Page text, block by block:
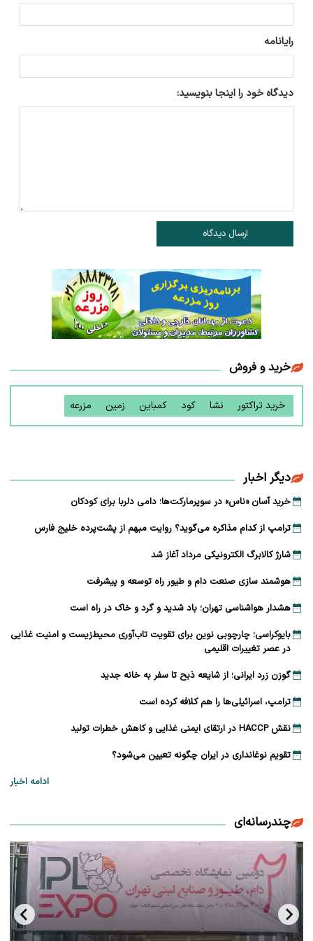
رایانامه
دیدگاه خود را اینجا بنویسید:
ارسال دیدگاه
خرید و فروش
خرید تراکتور نشا کود کمباین زمین مزرعه
دیگر اخبار
خرید آسان «ناس» در سوپرمارکت‌ها؛ دامی دلربا برای کودکان
ترامپ از کدام مذاکره می‌گوید؟ روایت مبهم از پشت‌پرده خلیج فارس
شارژ کالابرگ الکترونیکی مرداد آغاز شد
هوشمند سازی صنعت دام و طیور راه توسعه و پیشرفت
هشدار هواشناسی تهران؛ باد شدید و گرد و خاک در راه است
بایوکراسی؛ چارچوبی نوین برای تقویت تاب‌آوری محیط‌زیست و امنیت غذایی
در عصر تغییرات اقلیمی
گوزن زرد ایرانی؛ از شایعه ذبح تا سفر به خانه جدید
ترامپ، اسرائیلی‌ها را هم کلافه کرده است
نقش HACCP در ارتقای ایمنی غذایی و کاهش خطرات تولید
تقویم نوغانداری در ایران چگونه تعیین می‌شود؟
ادامه اخبار
چندرسانه‌ای